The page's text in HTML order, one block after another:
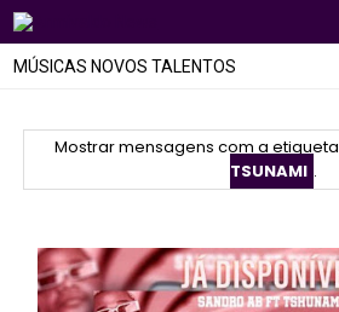
MÚSICAS NOVOS TALENTOS
Mostrar mensagens com a etiqueta
TSUNAMI .